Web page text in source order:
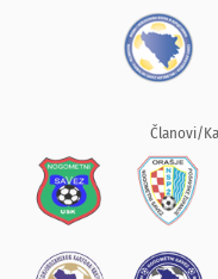
Članovi/